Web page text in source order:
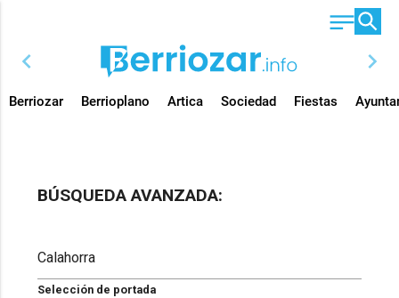
chevron_left chevron_right
Berriozar Berrioplano Artica Sociedad Fiestas
BÚSQUEDA AVANZADA:
Selección de portada